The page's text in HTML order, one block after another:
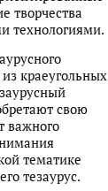
творчества
технологиями.
краеугольных
свою
важного
тематике
тезаурус.